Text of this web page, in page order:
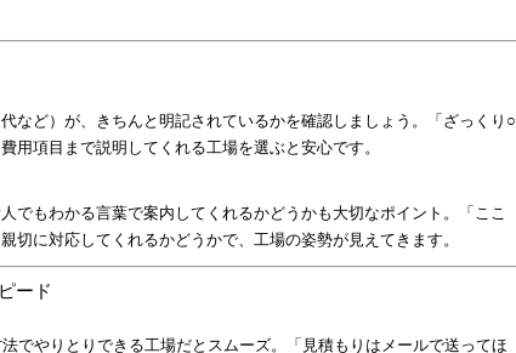
など）が、きちんと明記されているかを確認しましょう。「ざっくり○
用項目まで説明してくれる工場を選ぶと安心です。
でもわかる言葉で案内してくれるかどうかも大切なポイント。「ここ
切に対応してくれるかどうかで、工場の姿勢が見えてきます。
ード
でやりとりできる工場だとスムーズ。「見積もりはメールで送ってほ